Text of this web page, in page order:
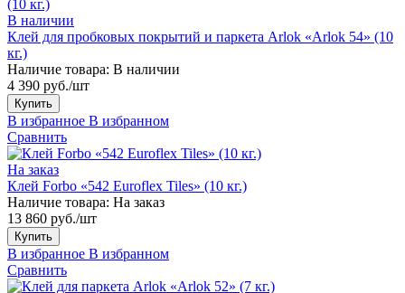
В наличии
Клей для пробковых покрытий и паркета Arlok «Arlok 54» (10
кг.)
Наличие товара: В наличии
4 390 руб./шт
Купить
В избранное В избранном
Сравнить
На заказ
Клей Forbo «542 Euroflex Tiles» (10 кг.)
Наличие товара: На заказ
13 860 руб./шт
Купить
В избранное В избранном
Сравнить